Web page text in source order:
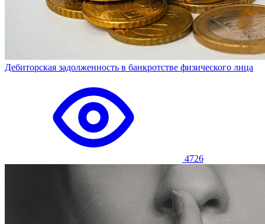
Дебиторская задолженность в банкротстве физического лица
4726